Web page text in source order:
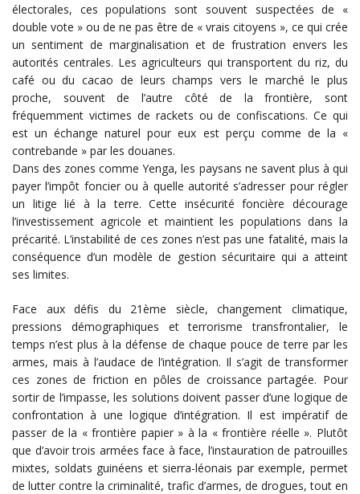
électorales, ces populations sont souvent suspectées de «
double vote » ou de ne pas être de « vrais citoyens », ce qui crée
un sentiment de marginalisation et de frustration envers les
autorités centrales. Les agriculteurs qui transportent du riz, du
café ou du cacao de leurs champs vers le marché le plus
proche, souvent de l’autre côté de la frontière, sont
fréquemment victimes de rackets ou de confiscations. Ce qui
est un échange naturel pour eux est perçu comme de la «
contrebande » par les douanes.
Dans des zones comme Yenga, les paysans ne savent plus à qui
payer l’impôt foncier ou à quelle autorité s’adresser pour régler
un litige lié à la terre. Cette insécurité foncière décourage
l’investissement agricole et maintient les populations dans la
précarité. L’instabilité de ces zones n’est pas une fatalité, mais la
conséquence d’un modèle de gestion sécuritaire qui a atteint
ses limites.
Face aux défis du 21ème siècle, changement climatique,
pressions démographiques et terrorisme transfrontalier, le
temps n’est plus à la défense de chaque pouce de terre par les
armes, mais à l’audace de l’intégration. Il s’agit de transformer
ces zones de friction en pôles de croissance partagée. Pour
sortir de l’impasse, les solutions doivent passer d’une logique de
confrontation à une logique d’intégration. Il est impératif de
passer de la « frontière papier » à la « frontière réelle ». Plutôt
que d’avoir trois armées face à face, l’instauration de patrouilles
mixtes, soldats guinéens et sierra-léonais par exemple, permet
de lutter contre la criminalité, trafic d’armes, de drogues, tout en